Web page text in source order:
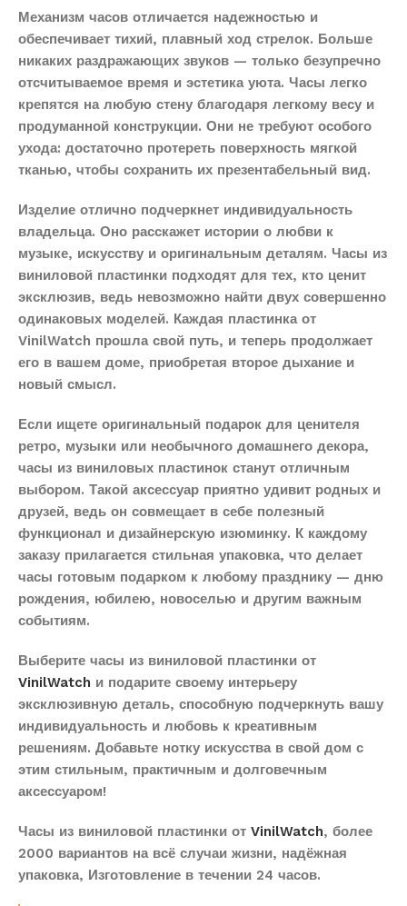
Механизм часов отличается надежностью и
обеспечивает тихий, плавный ход стрелок. Больше
никаких раздражающих звуков — только безупречно
отсчитываемое время и эстетика уюта. Часы легко
крепятся на любую стену благодаря легкому весу и
продуманной конструкции. Они не требуют особого
ухода: достаточно протереть поверхность мягкой
тканью, чтобы сохранить их презентабельный вид.
Изделие отлично подчеркнет индивидуальность
владельца. Оно расскажет истории о любви к
музыке, искусству и оригинальным деталям. Часы из
виниловой пластинки подходят для тех, кто ценит
эксклюзив, ведь невозможно найти двух совершенно
одинаковых моделей. Каждая пластинка от
VinilWatch прошла свой путь, и теперь продолжает
его в вашем доме, приобретая второе дыхание и
новый смысл.
Если ищете оригинальный подарок для ценителя
ретро, музыки или необычного домашнего декора,
часы из виниловых пластинок станут отличным
выбором. Такой аксессуар приятно удивит родных и
друзей, ведь он совмещает в себе полезный
функционал и дизайнерскую изюминку. К каждому
заказу прилагается стильная упаковка, что делает
часы готовым подарком к любому празднику — дню
рождения, юбилею, новоселью и другим важным
событиям.
Выберите часы из виниловой пластинки от
VinilWatch и подарите своему интерьеру
эксклюзивную деталь, способную подчеркнуть вашу
индивидуальность и любовь к креативным
решениям. Добавьте нотку искусства в свой дом с
этим стильным, практичным и долговечным
аксессуаром!
Часы из виниловой пластинки от VinilWatch, более
2000 вариантов на всё случаи жизни, надёжная
упаковка, Изготовление в течении 24 часов.